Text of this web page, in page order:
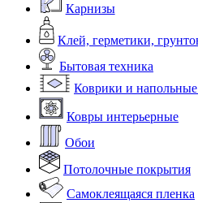
Карнизы
Клей, герметики,
Бытовая техника
Коврики и
Ковры интерьерные
Обои
Потолочные покрытия
Самоклеящаяся пленка